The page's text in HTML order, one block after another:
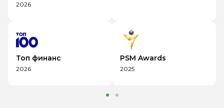
2026
Топ финанс
2026
PSM Awards
2025